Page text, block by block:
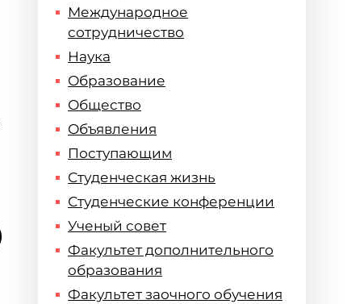
Международное
сотрудничество
Наука
Образование
Общество
Объявления
Поступающим
Студенческая жизнь
Студенческие конференции
Ученый совет
Факультет дополнительного
образования
Факультет заочного обучения